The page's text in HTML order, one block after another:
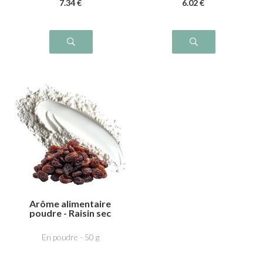
7.34 € 6.02 €
Arôme alimentaire
poudre - Raisin sec
En poudre - 50 g